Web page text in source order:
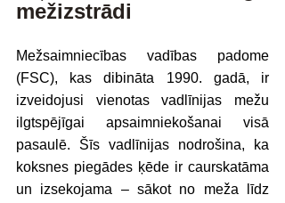
mežizstrādi
Mežsaimniecības vadības padome
(FSC), kas dibināta 1990. gadā, ir
izveidojusi vienotas vadlīnijas mežu
ilgtspējīgai apsaimniekošanai visā
pasaulē. Šīs vadlīnijas nodrošina, ka
koksnes piegādes ķēde ir caurskatāma
un izsekojama – sākot no meža līdz